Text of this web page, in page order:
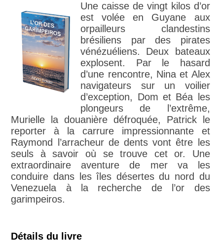
Une caisse de vingt kilos d’or
est volée en Guyane aux
orpailleurs clandestins
brésiliens par des pirates
vénézuéliens. Deux bateaux
explosent. Par le hasard
d’une rencontre, Nina et Alex
navigateurs sur un voilier
d’exception, Dom et Béa les
plongeurs de l’extrême,
Murielle la douanière défroquée, Patrick le
reporter à la carrure impressionnante et
Raymond l’arracheur de dents vont être les
seuls à savoir où se trouve cet or. Une
extraordinaire aventure de mer va les
conduire dans les îles désertes du nord du
Venezuela à la recherche de l’or des
garimpeiros.
Détails du livre